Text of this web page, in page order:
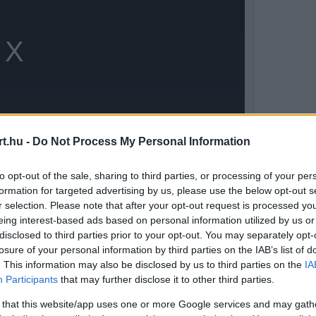
- Do Not Process My Personal Information
opt-out of the sale, sharing to third parties, or processing of your
for targeted advertising by us, please use the below opt-out
selection. Please note that after your opt-out request is processed
interest-based ads based on personal information utilized by us
to third parties prior to your opt-out. You may separately
of your personal information by third parties on the IAB’s list of
This information may also be disclosed by us to third parties on the
Participants that may further disclose it to other third parties.
that this website/app uses one or more Google services and may
Racing 60-as rajtszámú Hondájával
nap leggyorsabb egykörös eredménye lett.
232.932 mph-val zárt másodikként,
negyedik helyre került.